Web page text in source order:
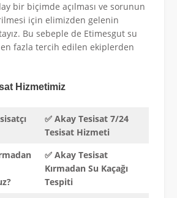
bir biçimde açılması ve sorunun
için elimizden gelenin
Bu sebeple de Etimesgut su
en fazla tercih edilen ekiplerden
Hizmetimiz
✅ Akay Tesisat 7/24
Tesisat Hizmeti
✅ Akay Tesisat
Kırmadan Su Kaçağı
Tespiti